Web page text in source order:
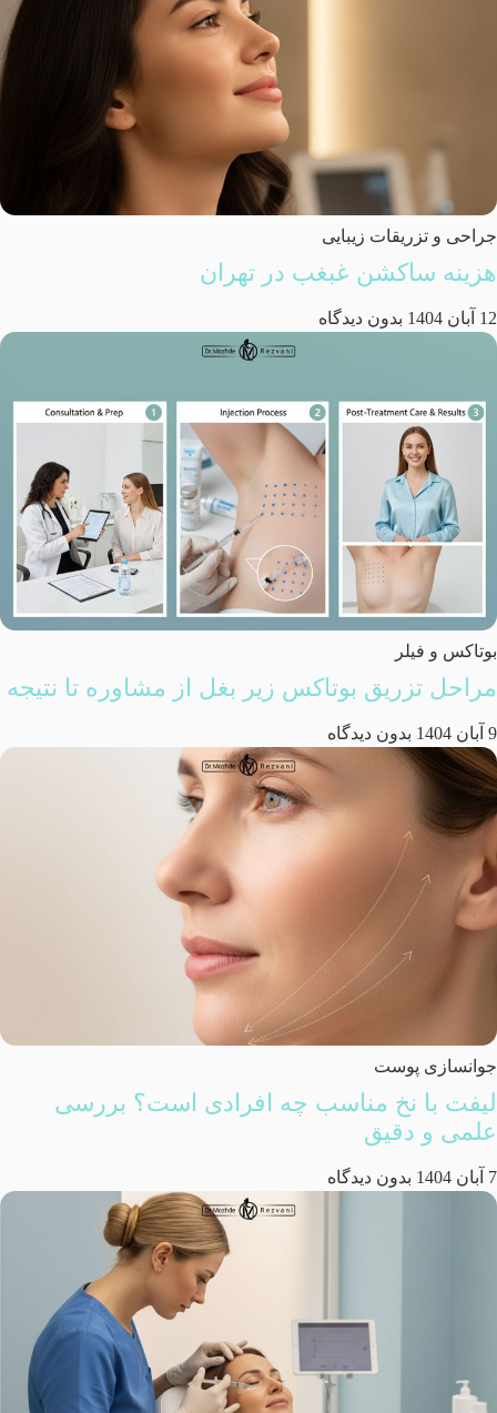
جراحی و تزریقات زیبایی
هزینه ساکشن غبغب در تهران
12 آبان 1404 بدون دیدگاه
بوتاکس و فیلر
مراحل تزریق بوتاکس زیر بغل از مشاوره تا نتیجه
9 آبان 1404 بدون دیدگاه
جوانسازی پوست
لیفت با نخ مناسب چه افرادی است؟ بررسی
علمی و دقیق
7 آبان 1404 بدون دیدگاه